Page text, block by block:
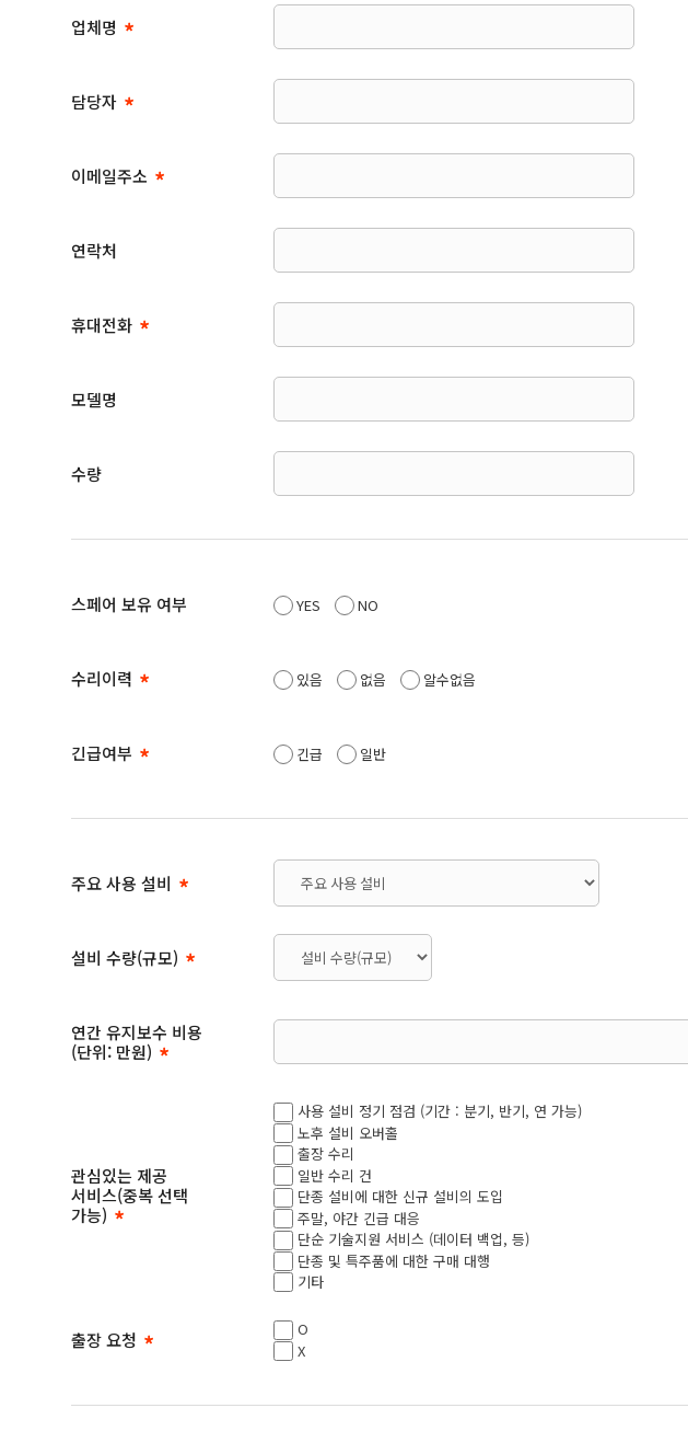
업체명
담당자
이메일주소
연락처
휴대전화
모델명
수량
스페어 보유 여부 YES NO
수리이력 있음 없음 알수없음
긴급여부 긴급 일반
주요 사용 설비
설비 수량(규모)
연간 유지보수 비용
(단위: 만원)
관심있는 제공
서비스(중복 선택
가능)
사용 설비 정기 점검 (기간 : 분기, 반기, 연 가능)
노후 설비 오버홀
출장 수리
일반 수리 건
단종 설비에 대한 신규 설비의 도입
주말, 야간 긴급 대응
단순 기술지원 서비스 (데이터 백업, 등)
단종 및 특주품에 대한 구매 대행
기타
출장 요청
O
X